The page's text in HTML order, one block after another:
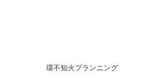
環不知火プランニング